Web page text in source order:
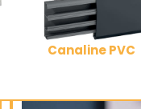
Canaline PVC